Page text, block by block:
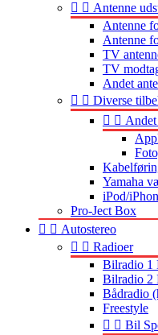
  Antenne
Antenne
Antenne
TV
TV
Andet
  Diverse
 
Yamaha
iPod/
Pro-Ject Box
  Autostereo
  Radioer
Bilradio 1
Bilradio 2
Bådradio
Freestyle
  Bil